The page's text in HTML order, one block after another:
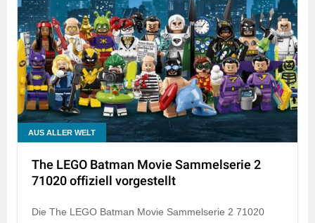
AUS ALLER WELT
The LEGO Batman Movie Sammelserie 2
71020 offiziell vorgestellt
Die The LEGO Batman Movie Sammelserie 2 71020